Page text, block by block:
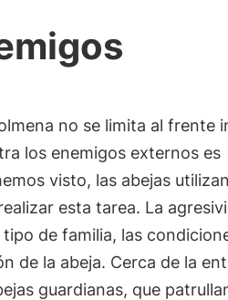
no se limita al frente
los enemigos externos es
visto, las abejas utilizan
esta tarea. La
de familia, las
de la abeja. Cerca de la
guardianas, que